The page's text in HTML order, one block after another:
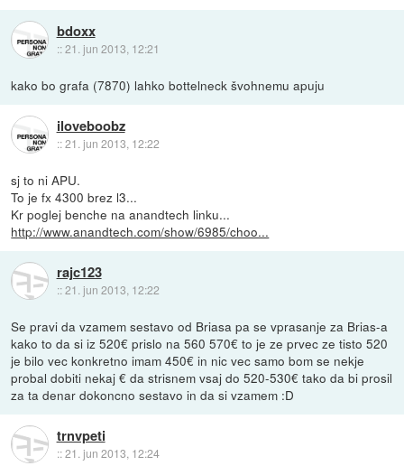
bdoxx
::21. jun 2013, 12:21
kako bo grafa (7870) lahko bottelneck švohnemu apuju
iloveboobz
::21. jun 2013, 12:22
sj to ni APU.
To je fx 4300 brez l3...
Kr poglej benche na anandtech linku...
http://www.anandtech.com/show/6985/choo...
rajc123
::21. jun 2013, 12:22
Se pravi da vzamem sestavo od Briasa pa se vprasanje za Brias-a
kako to da si iz 520€ prislo na 560 570€ to je ze prvec ze tisto 520
je bilo vec konkretno imam 450€ in nic vec samo bom se nekje
probal dobiti nekaj € da strisnem vsaj do 520-530€ tako da bi prosil
za ta denar dokoncno sestavo in da si vzamem :D
trnvpeti
::21. jun 2013, 12:24